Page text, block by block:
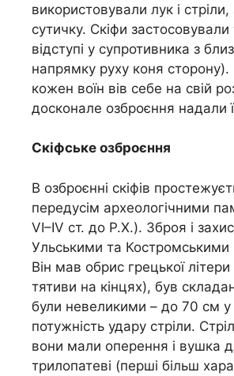
використовували лук і
сутичку. Скіфи
відступі у супротивника з
напрямку руху коня сторону).
кожен воїн вів себе на свій
досконале озброєння надали
Скіфське озброєння
В озброєнні скіфів
передусім археологічними
VІ–IV ст. до Р.Х.). Зброя і
Ульськими та Костромськими
Він мав обрис грецької літери
тятиви на кінцях), був
були невеликими – до 70 см у
потужність удару стріли.
вони мали оперення і вушка
трилопатеві (перші більш